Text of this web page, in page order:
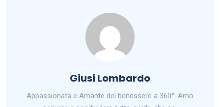
Giusi Lombardo
Appassionata e Amante del benessere a 360°. Amo